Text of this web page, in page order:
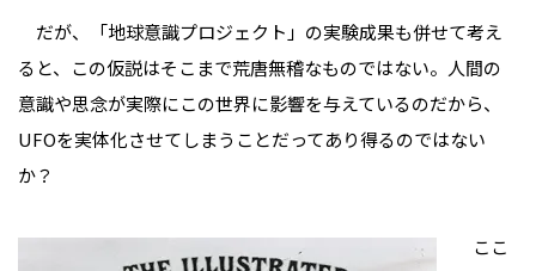
だが、「地球意識プロジェクト」の実験成果も併せて考え
ると、この仮説はそこまで荒唐無稽なものではない。人間の
意識や思念が実際にこの世界に影響を与えているのだから、
UFOを実体化させてしまうことだってあり得るのではない
か？
ここ